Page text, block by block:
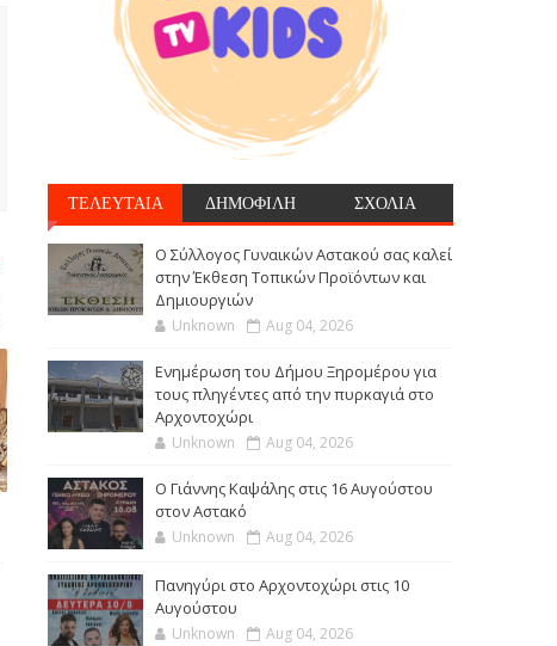
ΤΕΛΕΥΤΑΙΑ ΔΗΜΟΦΙΛΗ ΣΧΟΛΙΑ
Ο Σύλλογος Γυναικών Αστακού σας καλεί
στην Έκθεση Τοπικών Προϊόντων και
Δημιουργιών
Unknown Aug 04, 2026
Ενημέρωση του Δήμου Ξηρομέρου για
τους πληγέντες από την πυρκαγιά στο
Αρχοντοχώρι
Unknown Aug 04, 2026
Ο Γιάννης Καψάλης στις 16 Αυγούστου
στον Αστακό
Unknown Aug 04, 2026
Πανηγύρι στο Αρχοντοχώρι στις 10
Αυγούστου
Unknown Aug 04, 2026